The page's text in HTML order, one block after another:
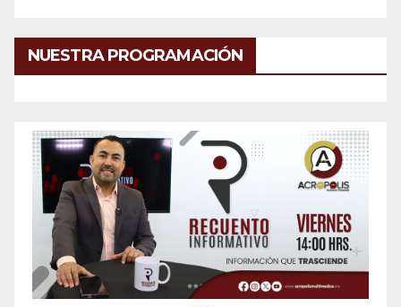
NUESTRA PROGRAMACIÓN